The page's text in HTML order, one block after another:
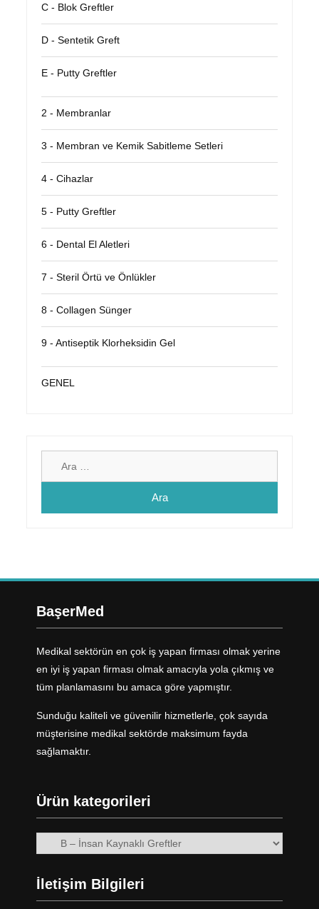
C - Blok Greftler
D - Sentetik Greft
E - Putty Greftler
2 - Membranlar
3 - Membran ve Kemik Sabitleme Setleri
4 - Cihazlar
5 - Putty Greftler
6 - Dental El Aletleri
7 - Steril Örtü ve Önlükler
8 - Collagen Sünger
9 - Antiseptik Klorheksidin Gel
GENEL
BaşerMed
Medikal sektörün en çok iş yapan firması olmak yerine
en iyi iş yapan firması olmak amacıyla yola çıkmış ve
tüm planlamasını bu amaca göre yapmıştır.
Sunduğu kaliteli ve güvenilir hizmetlerle, çok sayıda
müşterisine medikal sektörde maksimum fayda
sağlamaktır.
Ürün kategorileri
İletişim Bilgileri